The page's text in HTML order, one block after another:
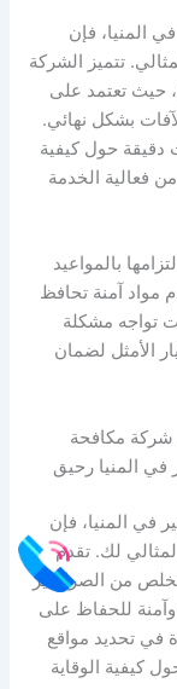
المنيا، فإن
تتميز الشركة
حيث تعتمد على
بشكل نهائي.
دقيقة حول كيفية
فعالية الخدمة
بالمواعيد
مواد آمنة تحافظ
تواجه مشكلة
الأمثل لضمان
شركة مكافحة
المنيا رحيق
المنيا، فإن
لك. تقدم
من الصراصير
للحفاظ على
في تحديد مواقع
كيفية الوقاية